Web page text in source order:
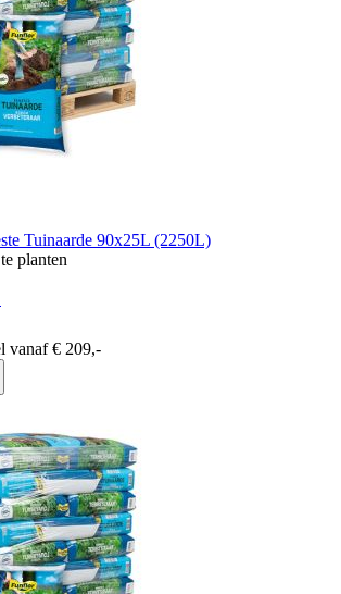
Tuinaarde 90x25L (2250L)
planten
vanaf€ 209,-